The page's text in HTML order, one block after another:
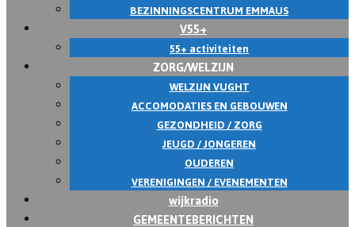
BEZINNINGSCENTRUM EMMAUS
V55+
55+ activiteiten
ZORG/WELZIJN
WELZIJN VUGHT
ACCOMODATIES EN GEBOUWEN
GEZONDHEID / ZORG
JEUGD / JONGEREN
OUDEREN
VERENIGINGEN / EVENEMENTEN
wijkradio
GEMEENTEBERICHTEN